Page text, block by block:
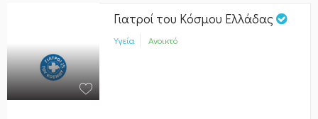
Γιατροί του Κόσμου Ελλάδας
Υγεία Ανοικτό